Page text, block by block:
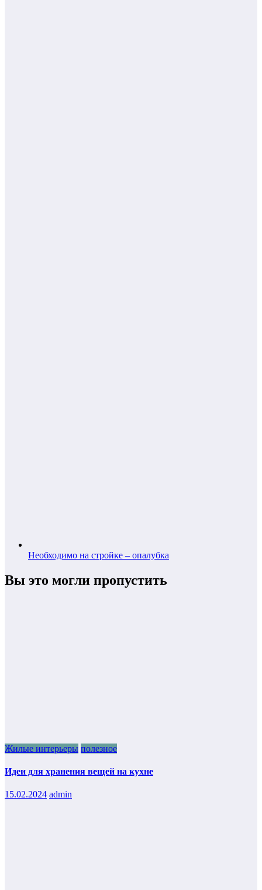
Необходимо на стройке – опалубка
Вы это могли пропустить
Жилые интерьеры полезное
Идеи для хранения вещей на кухне
15.02.2024 admin